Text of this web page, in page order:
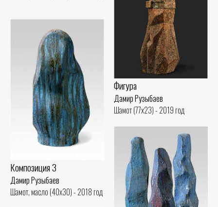
Фигура
Дамир Рузыбаев
Шамот (77x23) - 2019 год
Композиция 3
Дамир Рузыбаев
Шамот, масло (40x30) - 2018 год